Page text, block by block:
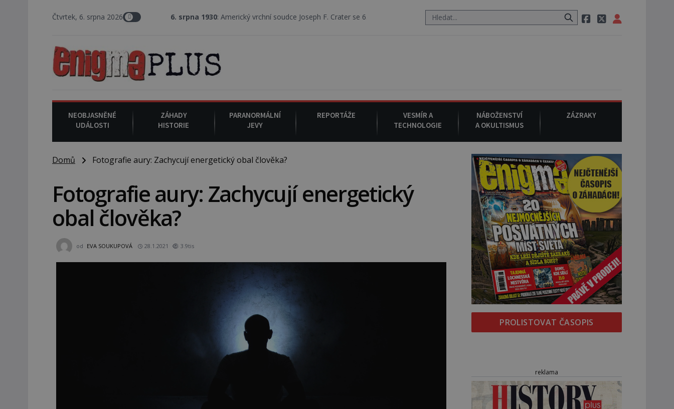
Čtvrtek, 6. srpna 2026 6. srpna 1930: Americký vrchní soudce Joseph F. Crater se 6. srpna 1930 navečeří ve své oblíbené restauraci, pak si na ulici zavolá taxi, nasedne do něj a už ho nikdy
NEOBJASNĚNÉ
UDÁLOSTI
ZÁHADY
HISTORIE
PARANORMÁLNÍ
JEVY
REPORTÁŽE
VESMÍR A
TECHNOLOGIE
NÁBOŽENSTVÍ
A OKULTISMUS
ZÁZRAKY
Domů Fotografie aury: Zachycují energetický obal člověka?
Fotografie aury: Zachycují energetický
obal člověka?
od EVA SOUKUPOVÁ 28.1.2021 3.9tis
PROLISTOVAT ČASOPIS
reklama